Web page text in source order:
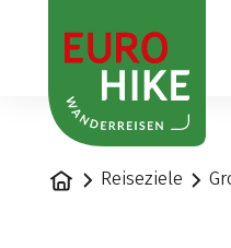
StartseiteReiseziele